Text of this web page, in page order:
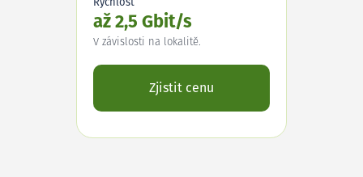
Rychlost
až 2,5 Gbit/s
V závislosti na lokalitě.
Zjistit cenu